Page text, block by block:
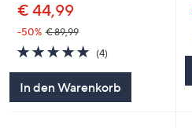
€ 44,99
-50% € 89,99
5.0
von
(4)4
In den Warenkorb